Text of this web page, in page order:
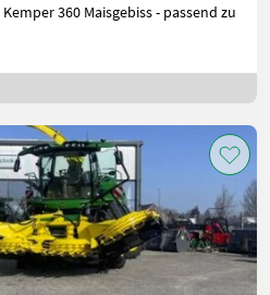
Maisgebiss - passend zu